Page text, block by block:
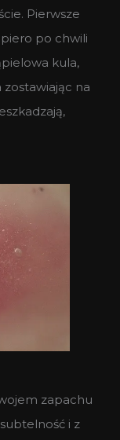
Pierwsze
po chwili
kula,
na
zapachu
i z